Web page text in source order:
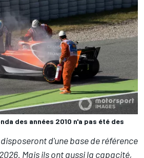
des années 2010 n'a pas été des
d'une base de référence
Mais ils ont aussi la capacité,